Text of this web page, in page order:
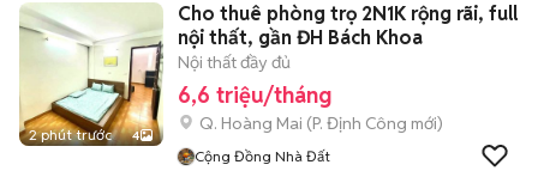
2 phút trước 4
Cho thuê phòng trọ 2N1K rộng rãi, full
nội thất, gần ĐH Bách Khoa
Nội thất đầy đủ
6,6 triệu/tháng
Q. Hoàng Mai (P. Định Công mới)
Cộng Đồng Nhà Đất